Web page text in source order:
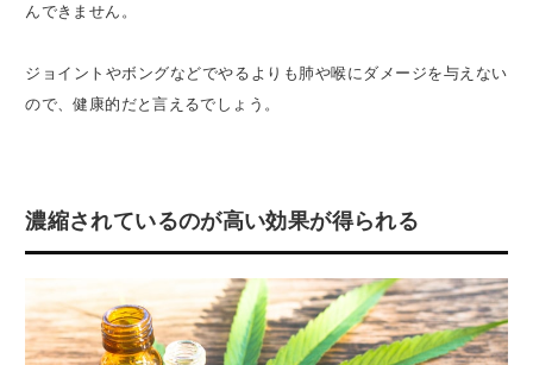
んできません。
ジョイントやボングなどでやるよりも肺や喉にダメージを与えない
ので、健康的だと言えるでしょう。
濃縮されているのが高い効果が得られる